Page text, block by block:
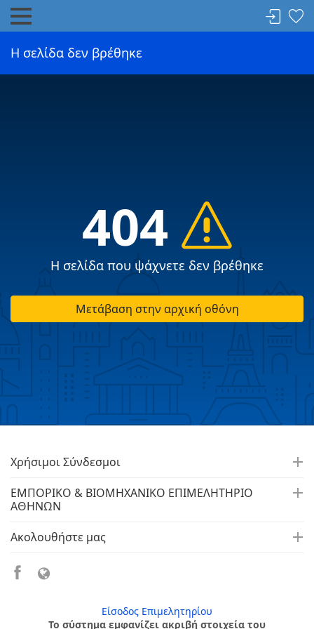
Η σελίδα δεν βρέθηκε
404
Η σελίδα που ψάχνετε δεν βρέθηκε
Μετάβαση στην αρχική οθόνη
Χρήσιμοι Σύνδεσμοι
ΕΜΠΟΡΙΚΟ & ΒΙΟΜΗΧΑΝΙΚΟ ΕΠΙΜΕΛΗΤΗΡΙΟ
ΑΘΗΝΩΝ
Ακολουθήστε μας
Είσοδος Επιμελητηρίου
Το σύστημα εμφανίζει ακριβή στοιχεία του